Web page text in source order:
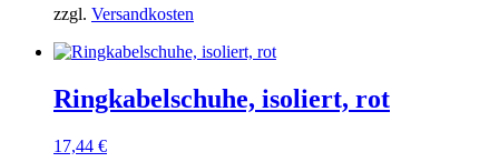
zzgl. Versandkosten
Ringkabelschuhe, isoliert, rot
17,44 €